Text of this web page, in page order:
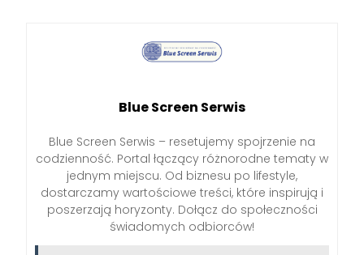
Blue Screen Serwis
Blue Screen Serwis – resetujemy spojrzenie na
codzienność. Portal łączący różnorodne tematy w
jednym miejscu. Od biznesu po lifestyle,
dostarczamy wartościowe treści, które inspirują i
poszerzają horyzonty. Dołącz do społeczności
świadomych odbiorców!